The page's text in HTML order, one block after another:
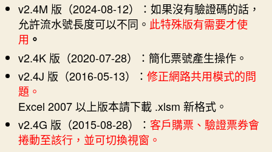
v2.4M 版（2024-08-12）：如果沒有驗證碼的話，
允許流水號長度可以不同。 此特殊版有需要才使
用 。
v2.4K 版（2020-07-28）：簡化票號產生操作。
v2.4J 版 （2016-05-13） ： 修正網路共用模式的問
題。
Excel 2007 以上版本請下載 .xlsm 新格式。
v2.4G 版 （2015-08-28） ： 客戶購票、驗證票券會
捲動至該行，並可切換視窗。